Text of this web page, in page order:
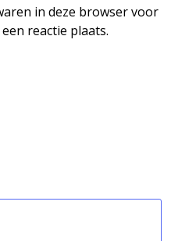
in deze browser voor
reactie plaats.